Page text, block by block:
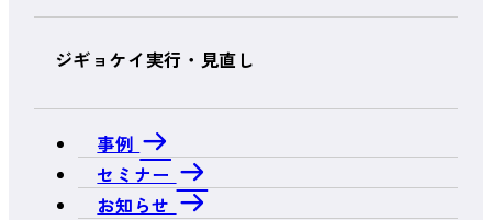
ジギョケイ実行・見直し
事例
セミナー
お知らせ